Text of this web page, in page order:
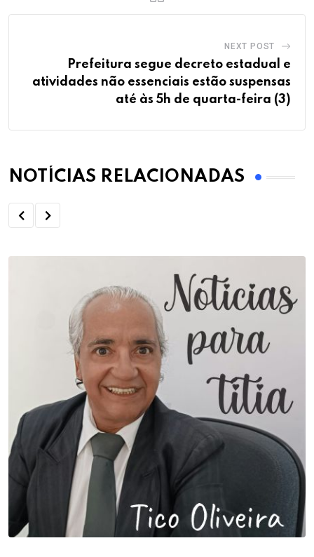
NEXT POST
Prefeitura segue decreto estadual e
atividades não essenciais estão suspensas
até às 5h de quarta-feira (3)
NOTÍCIAS RELACIONADAS